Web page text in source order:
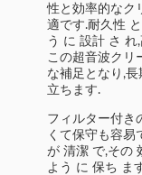
性と効率的なク
適です.耐久性
う に 設計 さ
この超音波クリ
な補足となり,
立ちます.
フィルター付き
くて保守も容易
が 清潔 で,その
よう に 保ち ま